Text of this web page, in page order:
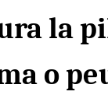
la
o